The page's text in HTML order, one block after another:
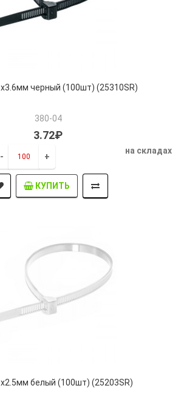
черный (100шт) (25310SR)
380-04
3.72₽
- +
на складах
КУПИТЬ
белый (100шт) (25203SR)